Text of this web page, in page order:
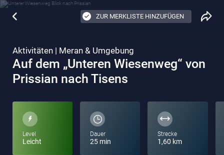
ZUR MERKLISTE HINZUFÜGEN
Aktivitäten | Meran & Umgebung
Auf dem „Unteren Wiesenweg“ von
Prissian nach Tisens
Level
Leicht
Dauer
25 min
Strecke
1,60 km